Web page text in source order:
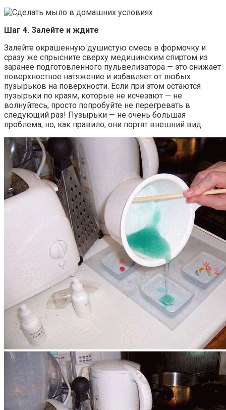
Шаг 4. Залейте и ждите
Залейте окрашенную душистую смесь в формочку и
сразу же спрысните сверху медицинским спиртом из
заранее подготовленного пульвелизатора — это снижает
поверхностное натяжение и избавляет от любых
пузырьков на поверхности. Если при этом остаются
пузырьки по краям, которые не исчезают — не
волнуйтесь, просто попробуйте не перегревать в
следующий раз! Пузырьки — не очень большая
проблема, но, как правило, они портят внешний вид.